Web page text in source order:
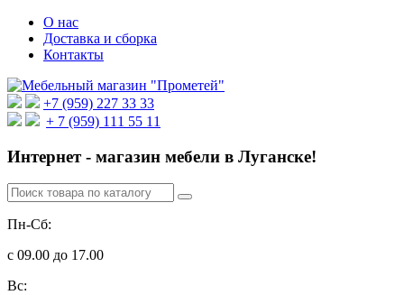
О нас
Доставка и сборка
Контакты
+7 (959) 227 33 33
+ 7 (959) 111 55 11
Интернет - магазин мебели в Луганске!
Пн-Сб:
с 09.00 до 17.00
Вс: